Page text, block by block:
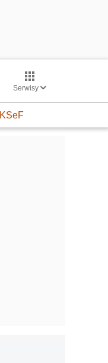
Serwisy
KSeF